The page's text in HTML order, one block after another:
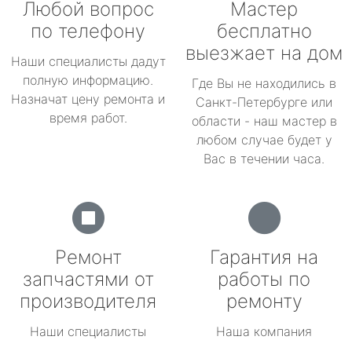
Любой вопрос
по телефону
Наши специалисты дадут
полную информацию.
Назначат цену ремонта и
время работ.
Мастер
бесплатно
выезжает на дом
Где Вы не находились в
Санкт-Петербурге или
области - наш мастер в
любом случае будет у
Вас в течении часа.
Ремонт
запчастями от
производителя
Наши специалисты
Гарантия на
работы по
ремонту
Наша компания